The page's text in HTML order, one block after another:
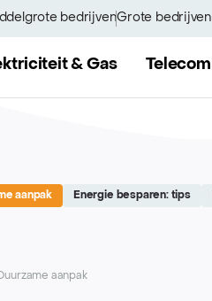
bedrijvenGrote bedrijven
& Gas Telecom
aanpak Energie besparen: tips
aanpak
softedge.be